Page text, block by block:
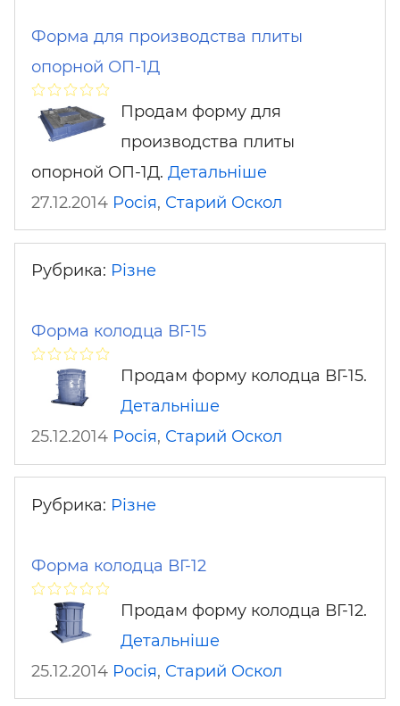
Форма для производства плиты
опорной ОП-1Д
Продам форму для
производства плиты
опорной ОП-1Д. Детальніше
27.12.2014 Росія, Старий Оскол
Рубрика: Різне
Форма колодца ВГ-15
Продам форму колодца ВГ-15.
Детальніше
25.12.2014 Росія, Старий Оскол
Рубрика: Різне
Форма колодца ВГ-12
Продам форму колодца ВГ-12.
Детальніше
25.12.2014 Росія, Старий Оскол